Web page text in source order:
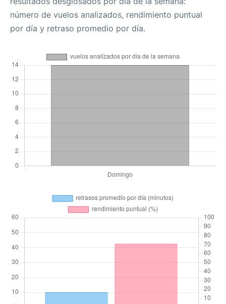
número de vuelos analizados, rendimiento puntual
por día y retraso promedio por día.